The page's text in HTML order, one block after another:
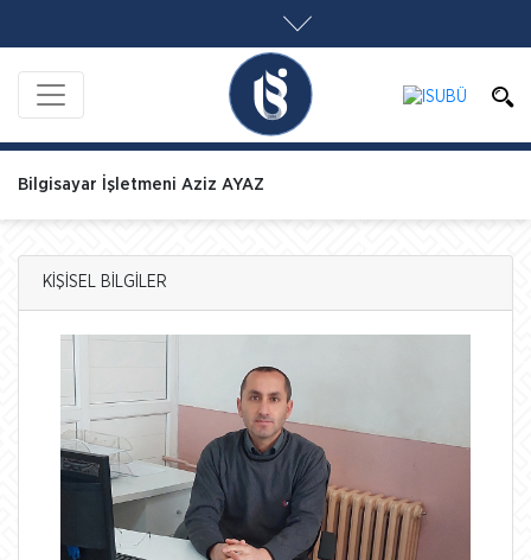
Bilgisayar İşletmeni Aziz AYAZ
KİŞİSEL BİLGİLER